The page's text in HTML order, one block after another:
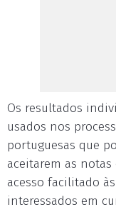
Os resultados
usados nos
portuguesas que
aceitarem as notas
acesso facilitado
interessados em